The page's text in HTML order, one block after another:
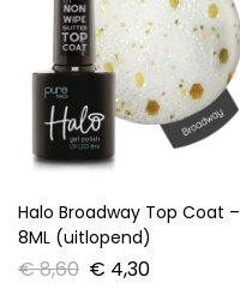
Halo Broadway Top Coat –
8ML (uitlopend)
€8,60 € 4,30